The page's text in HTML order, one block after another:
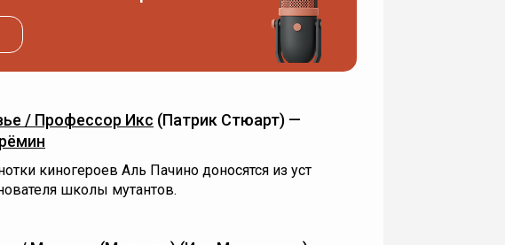
/ Профессор Икс (Патрик Стюарт) —
киногероев Аль Пачино доносятся из уст
школы мутантов.